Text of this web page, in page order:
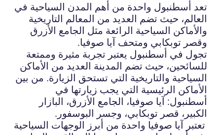
تعد أسطنبول واحدة من أهم المدن السياحية في
العالم، حيث تضم العديد من المعالم التاريخية
والأماكن السياحية الرائعة مثل الجامع الأزرق
وقصر توبكابي ومتحف آيا صوفيا.
تجول في أسطنبول يعتبر تجربة مثيرة وممتعة
للسائحين، حيث تضم المدينة العديد من الأماكن
السياحية والتاريخية التي تستحق الزيارة. من بين
الأماكن الرئيسية التي يجب زيارتها في
أسطنبول: آيا صوفيا، الجامع الأزرق، البازار
الكبير، قصر توبكابي، وجسر البوسفور.
تعتبر آيا صوفيا واحدة من أبرز الوجهات السياحية